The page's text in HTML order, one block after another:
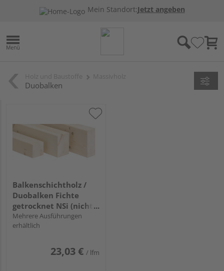
Mein Standort:Jetzt angeben
Duobalken
Balkenschichtholz /
Duobalken Fichte
getrocknet NSi (nicht
sichtbarer Einbau)
gehobelt
Mehrere Ausführungen
erhältlich
23,03 € / lfm